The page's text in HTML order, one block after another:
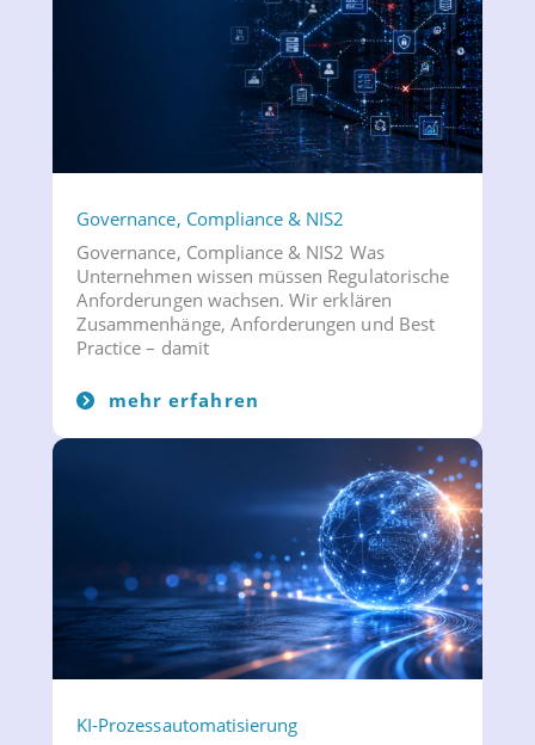
Governance, Compliance & NIS2
Governance, Compliance & NIS2 Was
Unternehmen wissen müssen Regulatorische
Anforderungen wachsen. Wir erklären
Zusammenhänge, Anforderungen und Best
Practice – damit
mehr erfahren
KI-Prozessautomatisierung